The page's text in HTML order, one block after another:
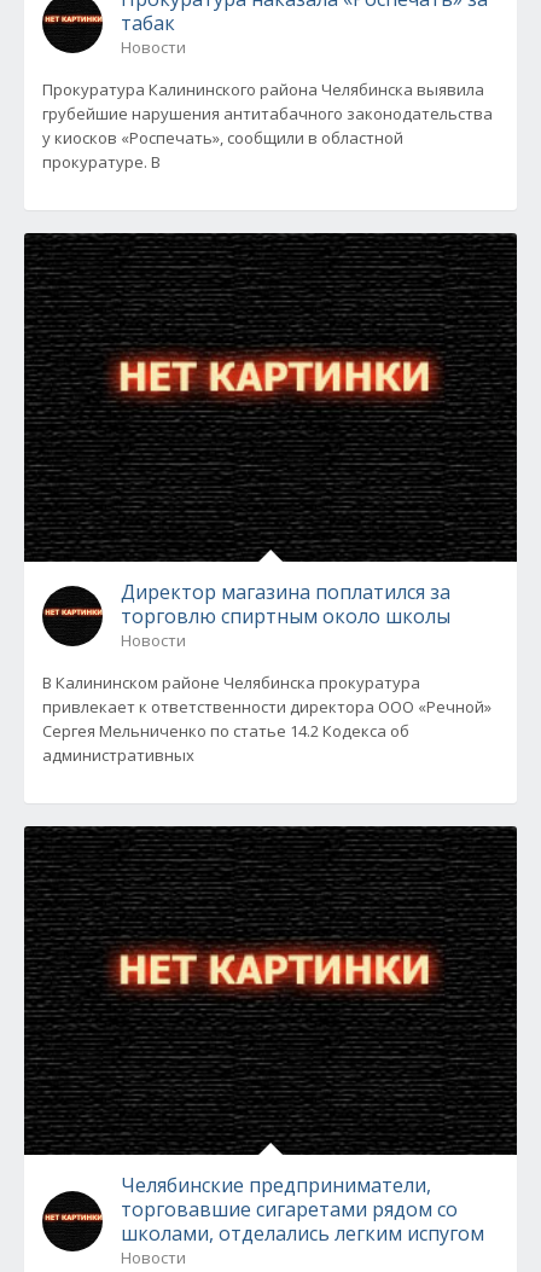
табак
Новости
Прокуратура Калининского района Челябинска выявила
грубейшие нарушения антитабачного законодательства
у киосков «Роспечать», сообщили в областной
прокуратуре. В
Директор магазина поплатился за
торговлю спиртным около школы
Новости
В Калининском районе Челябинска прокуратура
привлекает к ответственности директора ООО «Речной»
Сергея Мельниченко по статье 14.2 Кодекса об
административных
Челябинские предприниматели,
торговавшие сигаретами рядом со
школами, отделались легким испугом
Новости